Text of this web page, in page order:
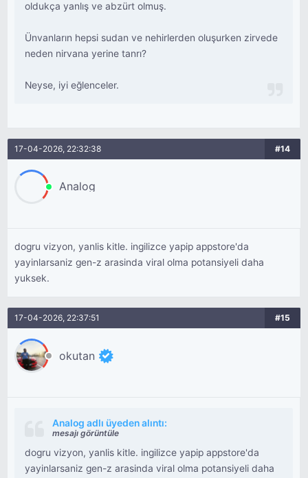
oldukça yanlış ve abzürt olmuş.
Ünvanların hepsi sudan ve nehirlerden oluşurken zirvede
neden nirvana yerine tanrı?
Neyse, iyi eğlenceler.
17-04-2026, 22:32:38 #14
Analog
dogru vizyon, yanlis kitle. ingilizce yapip appstore'da
yayinlarsaniz gen-z arasinda viral olma potansiyeli daha
yuksek.
17-04-2026, 22:37:51 #15
okutan
Analog adlı üyeden alıntı:
mesajı görüntüle
dogru vizyon, yanlis kitle. ingilizce yapip appstore'da
yayinlarsaniz gen-z arasinda viral olma potansiyeli daha